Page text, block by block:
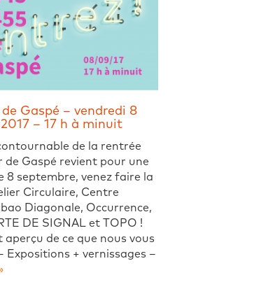
de Gaspé – vendredi 8
– 17 h à minuit
de la rentrée
de Gaspé revient pour une
8 septembre, venez faire la
Circulaire, Centre
Diagonale, Occurrence,
DE SIGNAL et TOPO !
aperçu de ce que nous vous
Expositions + vernissages –